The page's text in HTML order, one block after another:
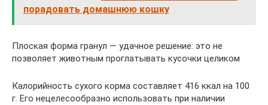
порадовать домашнюю кошку
Плоская форма гранул — удачное решение: это не
позволяет животным проглатывать кусочки целиком
Калорийность сухого корма составляет 416 ккал на 100
г. Его нецелесообразно использовать при наличии